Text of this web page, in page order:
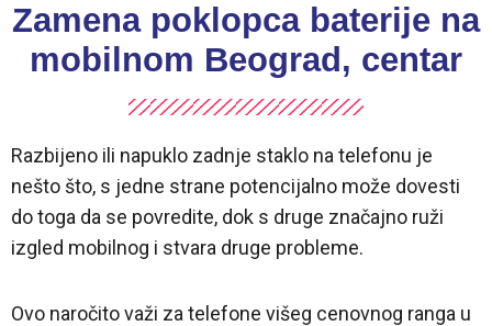
Zamena poklopca baterije na
mobilnom Beograd, centar
Razbijeno ili napuklo zadnje staklo na telefonu je
nešto što, s jedne strane potencijalno može dovesti
do toga da se povredite, dok s druge značajno ruži
izgled mobilnog i stvara druge probleme.
Ovo naročito važi za telefone višeg cenovnog ranga u